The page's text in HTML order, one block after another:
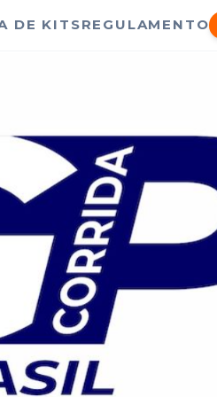
DE KITSREGULAMENTO